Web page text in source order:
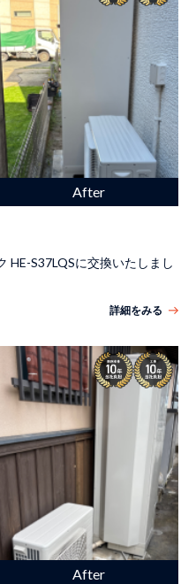
HE-S37LQSに交換いたしまし
詳細をみる